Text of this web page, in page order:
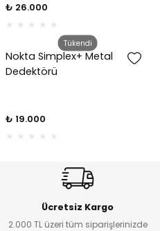
₺ 26.000
Tükendi
Nokta Simplex+ Metal
Dedektörü
₺ 19.000
Ücretsiz Kargo
2.000 TL üzeri tüm siparişlerinizde
Başlıkları